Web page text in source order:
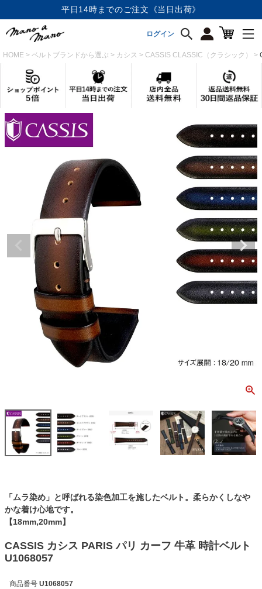
店内全品《送料無料》
ログイン
HOME ベルトブランドから選ぶ カシス CASSIS CLASSIC（クラシック）
「ムラ染め」と呼ばれる染色加工を施したベルト。柔らかくしなや
かな着け心地です。
【18mm,20mm】
CASSIS カシス PARIS パリ カーフ 牛革 時計ベルト
U1068057
商品番号 U1068057